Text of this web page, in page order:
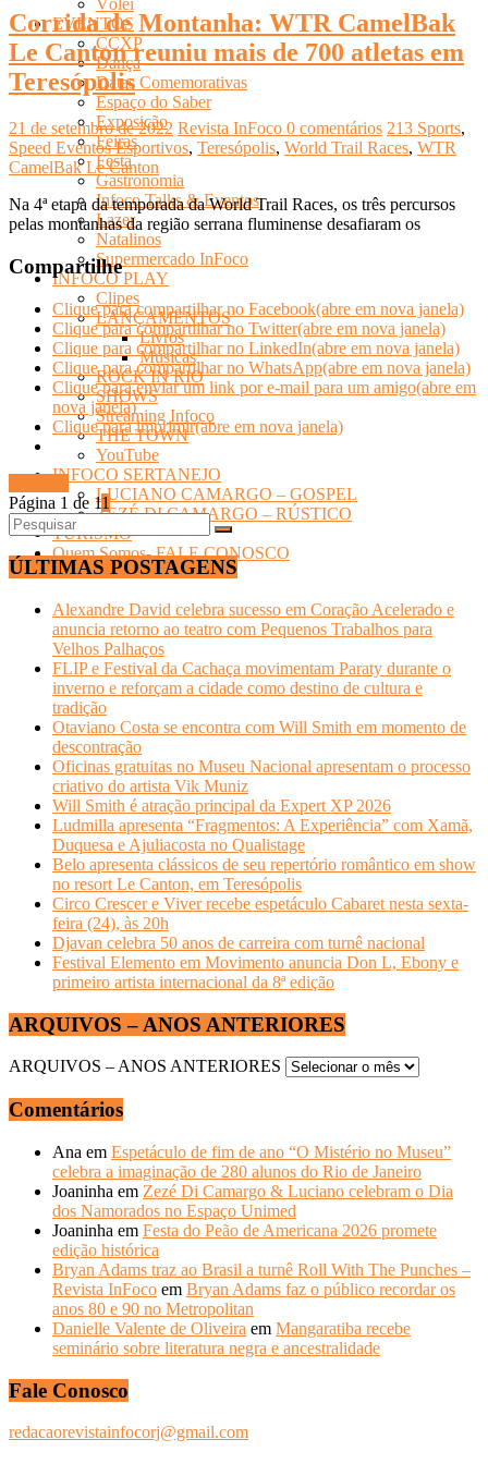
Vôlei
EVENTOS
CCXP
Dança
Datas Comemorativas
Espaço do Saber
Exposição
Feiras
Festa
Gastronomia
Infoco Talks & Eventos
Lazer
Natalinos
Supermercado InFoco
INFOCO PLAY
Clipes
LANÇAMENTOS
Livros
Músicas
ROCK IN RIO
SHOWS
Streaming Infoco
THE TOWN
YouTube
INFOCO SERTANEJO
LUCIANO CAMARGO – GOSPEL
ZEZÉ DI CAMARGO – RÚSTICO
TURISMO
Quem Somos- FALE CONOSCO
Corrida de Montanha: WTR CamelBak
Le Canton reuniu mais de 700 atletas em
Teresópolis
21 de setembro de 2022 Revista InFoco 0 comentários 213 Sports,
Speed Eventos Esportivos, Teresópolis, World Trail Races, WTR
CamelBak Le Canton
Na 4ª etapa da temporada da World Trail Races, os três percursos
pelas montanhas da região serrana fluminense desafiaram os
Compartilhe
Clique para compartilhar no Facebook(abre em nova janela)
Clique para compartilhar no Twitter(abre em nova janela)
Clique para compartilhar no LinkedIn(abre em nova janela)
Clique para compartilhar no WhatsApp(abre em nova janela)
Clique para enviar um link por e-mail para um amigo(abre em
nova janela)
Clique para imprimir(abre em nova janela)
Página 1 de 11
ÚLTIMAS POSTAGENS
Alexandre David celebra sucesso em Coração Acelerado e
anuncia retorno ao teatro com Pequenos Trabalhos para
Velhos Palhaços
FLIP e Festival da Cachaça movimentam Paraty durante o
inverno e reforçam a cidade como destino de cultura e
tradição
Otaviano Costa se encontra com Will Smith em momento de
descontração
Oficinas gratuitas no Museu Nacional apresentam o processo
criativo do artista Vik Muniz
Will Smith é atração principal da Expert XP 2026
Ludmilla apresenta “Fragmentos: A Experiência” com Xamã,
Duquesa e Ajuliacosta no Qualistage
Belo apresenta clássicos de seu repertório romântico em show
no resort Le Canton, em Teresópolis
Circo Crescer e Viver recebe espetáculo Cabaret nesta sexta-
feira (24), às 20h
Djavan celebra 50 anos de carreira com turnê nacional
Festival Elemento em Movimento anuncia Don L, Ebony e
primeiro artista internacional da 8ª edição
ARQUIVOS – ANOS ANTERIORES
ARQUIVOS – ANOS ANTERIORES
Comentários
Ana em Espetáculo de fim de ano “O Mistério no Museu”
celebra a imaginação de 280 alunos do Rio de Janeiro
Joaninha em Zezé Di Camargo & Luciano celebram o Dia
dos Namorados no Espaço Unimed
Joaninha em Festa do Peão de Americana 2026 promete
edição histórica
Bryan Adams traz ao Brasil a turnê Roll With The Punches –
Revista InFoco em Bryan Adams faz o público recordar os
anos 80 e 90 no Metropolitan
Danielle Valente de Oliveira em Mangaratiba recebe
seminário sobre literatura negra e ancestralidade
Fale Conosco
redacaorevistainfocorj@gmail.com